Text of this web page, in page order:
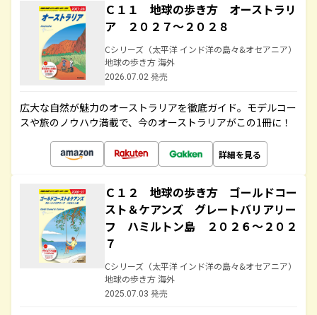
Ｃ１１ 地球の歩き方 オーストラリ
ア ２０２７～２０２８
Cシリーズ（太平洋 インド洋の島々&オセアニア）
地球の歩き方 海外
2026.07.02 発売
広大な自然が魅力のオーストラリアを徹底ガイド。モデルコー
スや旅のノウハウ満載で、今のオーストラリアがこの1冊に！
詳細を見る
Ｃ１２ 地球の歩き方 ゴールドコー
スト＆ケアンズ グレートバリアリー
フ ハミルトン島 ２０２６～２０２
７
Cシリーズ（太平洋 インド洋の島々&オセアニア）
地球の歩き方 海外
2025.07.03 発売